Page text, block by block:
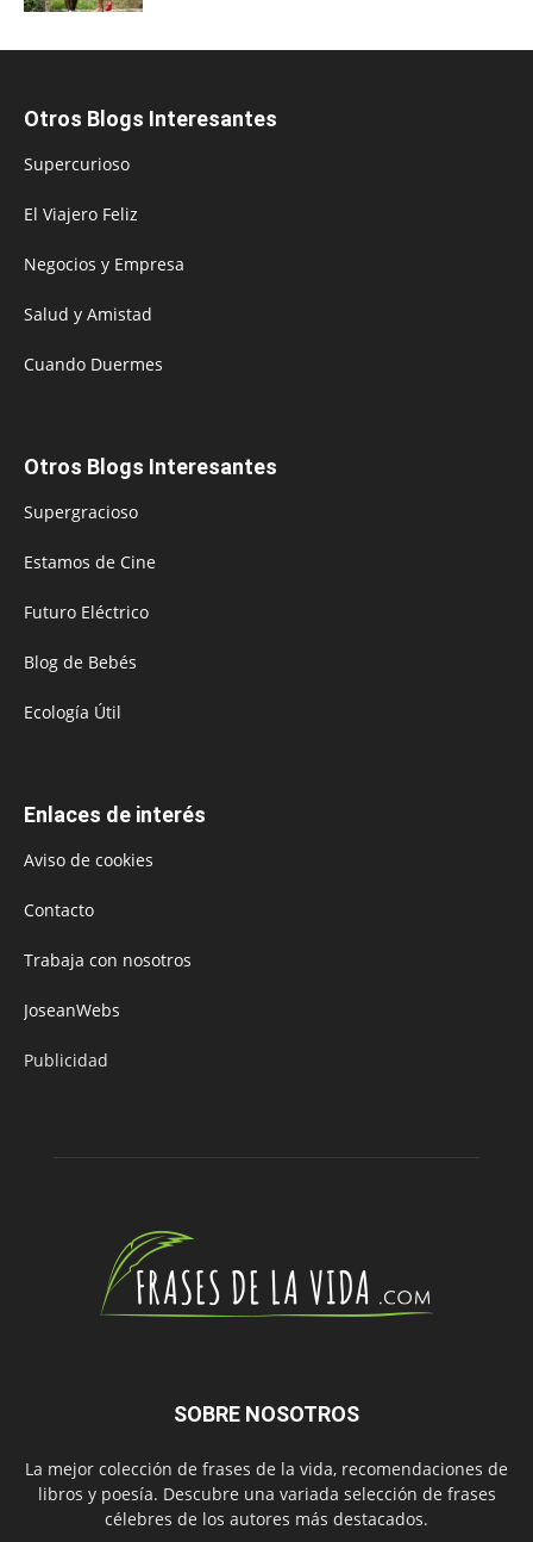
Otros Blogs Interesantes
Supercurioso
El Viajero Feliz
Negocios y Empresa
Salud y Amistad
Cuando Duermes
Otros Blogs Interesantes
Supergracioso
Estamos de Cine
Futuro Eléctrico
Blog de Bebés
Ecología Útil
Enlaces de interés
Aviso de cookies
Contacto
Trabaja con nosotros
JoseanWebs
Publicidad
SOBRE NOSOTROS
La mejor colección de frases de la vida, recomendaciones de
libros y poesía. Descubre una variada selección de frases
célebres de los autores más destacados.